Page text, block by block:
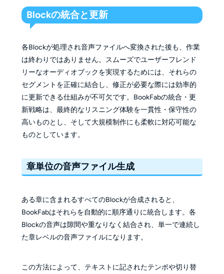
Blockの統合と更新
各Blockが処理され音声ファイルへ変換された後も、作業
は終わりではありません。スムーズでユーザーフレンド
リーなオーディオブックを実現するためには、それらの
セグメントを正確に結合し、修正が必要な際には効率的
に更新できる仕組みが不可欠です。BookFabの統合・更
新戦略は、最終的なリスニング体験を一貫性・保守性の
高いものとし、そして大規模制作にも柔軟に対応可能な
ものとしています。
章単位の音声ファイル生成
ある章に含まれるすべてのBlockが合成されると、
BookFabはそれらを自動的に順序通りに統合します。各
Blockの音声は隙間や重なりなく結合され、単一で連続し
た章レベルの音声ファイルになります。
この方法によって、テキストに記されたテンポや切り替